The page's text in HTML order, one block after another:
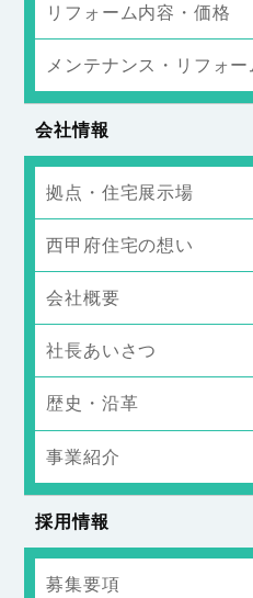
リフォーム内容・価格
メンテナンス・リフォ
会社情報
拠点・住宅展示場
西甲府住宅の想い
会社概要
社長あいさつ
歴史・沿革
事業紹介
採用情報
募集要項